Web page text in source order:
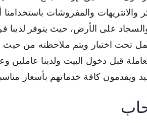
والانتريهات والمفروشات
على الأرض، حيث يتوفر
تحت اختبار ويتم ملاحظته من حيث
قبل دخول البيت ولدينا
ويقدمون كافة خدماتهم بأسعار